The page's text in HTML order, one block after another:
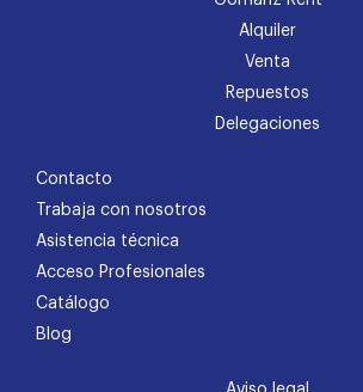
Alquiler
Venta
Repuestos
Delegaciones
Contacto
Trabaja con nosotros
Asistencia técnica
Acceso Profesionales
Catálogo
Blog